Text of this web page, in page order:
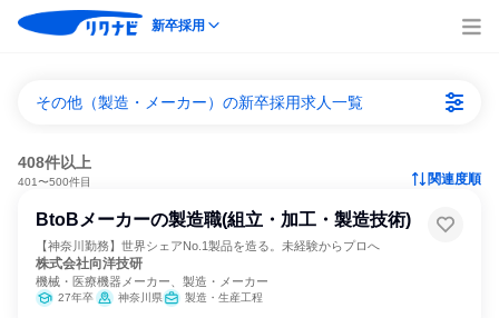
新卒採用
その他（製造・メーカー）の新卒採用求人一覧
408件以上
401〜500件目 関連度順
BtoBメーカーの製造職(組立・加工・製造技術)
【神奈川勤務】世界シェアNo.1製品を造る。未経験からプロへ
株式会社向洋技研
機械・医療機器メーカー、製造・メーカー
27年卒 神奈川県 製造・生産工程